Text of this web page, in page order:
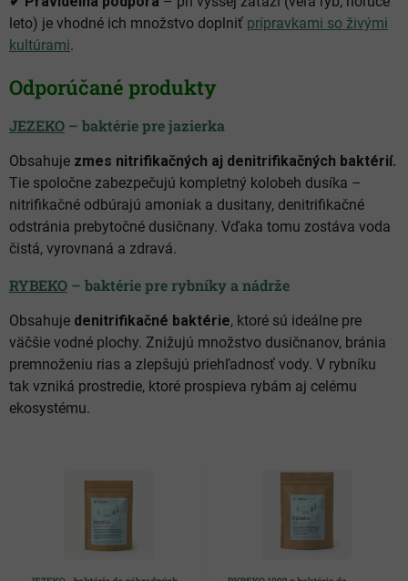
leto) je vhodné ich množstvo doplniť prípravkami so živými
kultúrami.
Odporúčané produkty
JEZEKO – baktérie pre jazierka
Obsahuje zmes nitrifikačných aj denitrifikačných baktérií.
Tie spoločne zabezpečujú kompletný kolobeh dusíka –
nitrifikačné odbúrajú amoniak a dusitany, denitrifikačné
odstránia prebytočné dusičnany. Vďaka tomu zostáva voda
čistá, vyrovnaná a zdravá.
RYBEKO – baktérie pre rybníky a nádrže
Obsahuje denitrifikačné baktérie, ktoré sú ideálne pre
väčšie vodné plochy. Znižujú množstvo dusičnanov, bránia
premnoženiu rias a zlepšujú priehľadnosť vody. V rybníku
tak vzniká prostredie, ktoré prospieva rybám aj celému
ekosystému.